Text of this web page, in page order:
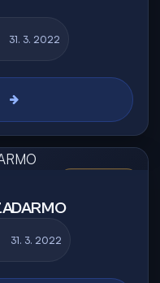
31. 3. 2022
31. 3. 2022